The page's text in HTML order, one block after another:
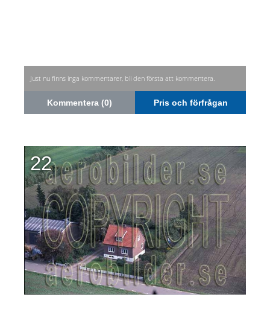
Just nu finns inga kommentarer, bli den första att kommentera.
Kommentera (0) Pris och förfrågan
22